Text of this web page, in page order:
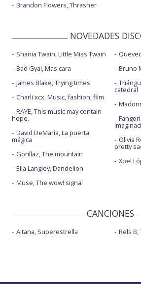
Brandon Flowers, Thrasher
NOVEDADES
Shania Twain, Little Miss Twain
Bad Gyal, Más cara
James Blake, Trying times
Charli xcx, Music, fashion, film
RAYE, This music may contain
hope.
David DeMaría, La puerta
mágica
Gorillaz, The mountain
Ella Langley, Dandelion
Muse, The wow! signal
Bruno
catedral
Olivia
pretty
Xoel
CANCIONES
Aitana, Superestrella Rels B,